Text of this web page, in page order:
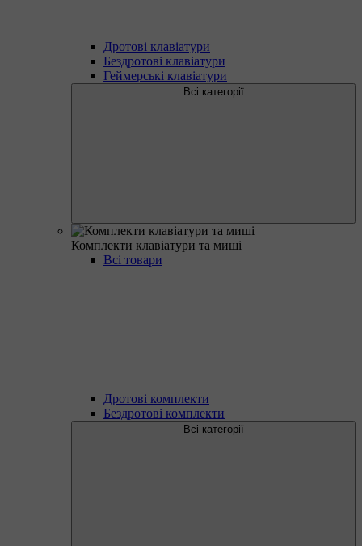
Дротові клавіатури
Бездротові клавіатури
Геймерські клавіатури
Всі категорії
Комплекти клавіатури та миші
Всі товари
Дротові комплекти
Бездротові комплекти
Всі категорії